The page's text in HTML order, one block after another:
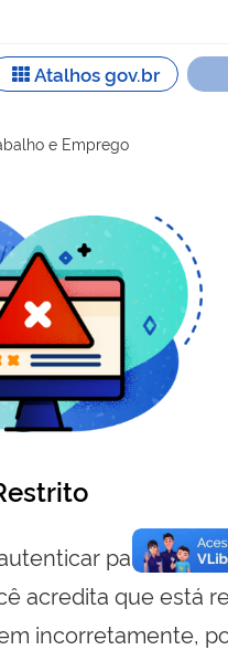
de navegação
e Emprego
para
acredita que está
incorretamente,